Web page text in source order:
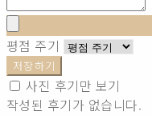
평점 주기
저장하기
사진 후기만 보기
작성된 후기가 없습니다.